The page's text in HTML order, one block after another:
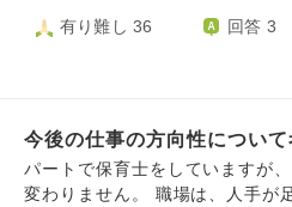
障害が悪化してしまい、オンラ
しかし不安障害の悪化に伴い、
の回りの生活のことも自分でで
に帰ると明日の仕事のことばか
す。診断書を見せた上司には「
代わりに引き継いでもらう予定
に、応援メッセージを頂けたら
有り難し 36 回答 3
今後の仕事の方向性につい
パートで保育士をしていますが
変わりません。 職場は、人手が足りない、外国人園長が